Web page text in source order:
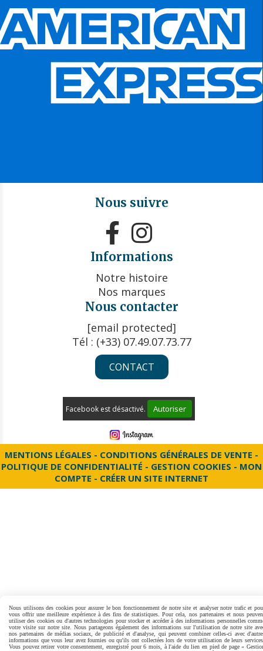
Nous suivre
 
Informations
Notre histoire
Nos marques
Nous contacter
[email protected]
Tél : (+33) 07.49.07.73.77
CONTACT
Facebook est désactivé. Autoriser
MENTIONS LÉGALES
CONDITIONS GÉNÉRALES DE VENTE
POLITIQUE DE CONFIDENTIALITÉ
GESTION COOKIES
MON
COMPTE
CRÉER UN SITE INTERNET
Nous utilisons des cookies pour assurer le bon fonctionnement de notre site et analyser notre trafic et
vous offrir une meilleure expérience à des fins de statistiques. Pour cela, nos partenaires et nous
utiliser des cookies ou d'autres technologies pour stocker et accéder à des informations personnelles
votre visite sur notre site. Nous partageons également des informations sur l'utilisation de notre site
nos partenaires de médias sociaux, de publicité et d'analyse, qui peuvent combiner celles-ci avec
informations que vous leur avez fournies ou qu'ils ont collectées lors de votre utilisation de leurs
Vous pouvez retirer votre consentement, enregistré pour 6 mois, à l'aide du lien en pied de page «